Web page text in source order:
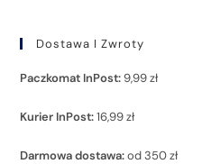
Dostawa I Zwroty
Paczkomat InPost:9,99 zł
Kurier InPost:16,99 zł
Darmowa dostawa:od 350 zł